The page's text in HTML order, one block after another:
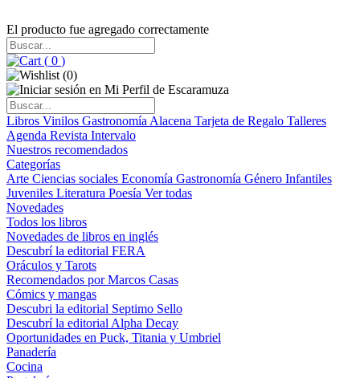
El producto fue agregado correctamente
( 0 )
(0)
Libros Vinilos Gastronomía Alacena Tarjeta de Regalo Talleres
Agenda Revista Intervalo
Nuestros recomendados
Categorías
Arte Ciencias sociales Economía Gastronomía Género Infantiles
Juveniles Literatura Poesía Ver todas
Novedades
Todos los libros
Novedades de libros en inglés
Descubrí la editorial FERA
Oráculos y Tarots
Recomendados por Marcos Casas
Cómics y mangas
Descubri la editorial Septimo Sello
Descubrí la editorial Alpha Decay
Oportunidades en Puck, Titania y Umbriel
Panadería
Cocina